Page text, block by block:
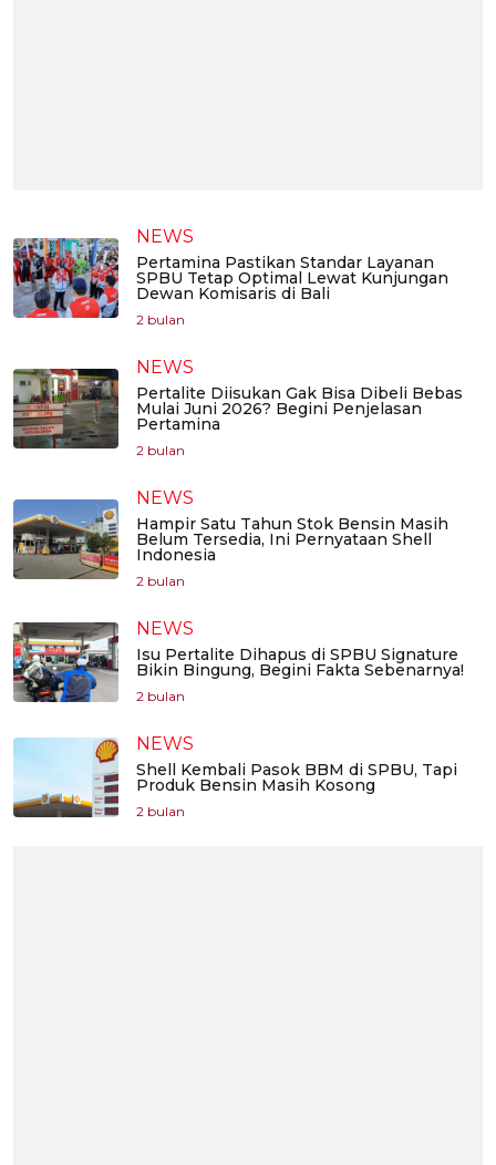
NEWS
Pertamina Pastikan Standar Layanan
SPBU Tetap Optimal Lewat Kunjungan
Dewan Komisaris di Bali
2 bulan
NEWS
Pertalite Diisukan Gak Bisa Dibeli Bebas
Mulai Juni 2026? Begini Penjelasan
Pertamina
2 bulan
NEWS
Hampir Satu Tahun Stok Bensin Masih
Belum Tersedia, Ini Pernyataan Shell
Indonesia
2 bulan
NEWS
Isu Pertalite Dihapus di SPBU Signature
Bikin Bingung, Begini Fakta Sebenarnya!
2 bulan
NEWS
Shell Kembali Pasok BBM di SPBU, Tapi
Produk Bensin Masih Kosong
2 bulan